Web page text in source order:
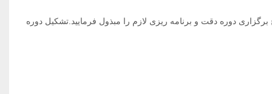
برگزاری دوره دقت و برنامه ریزی لازم را مبذول فرمایید.تشکیل دوره